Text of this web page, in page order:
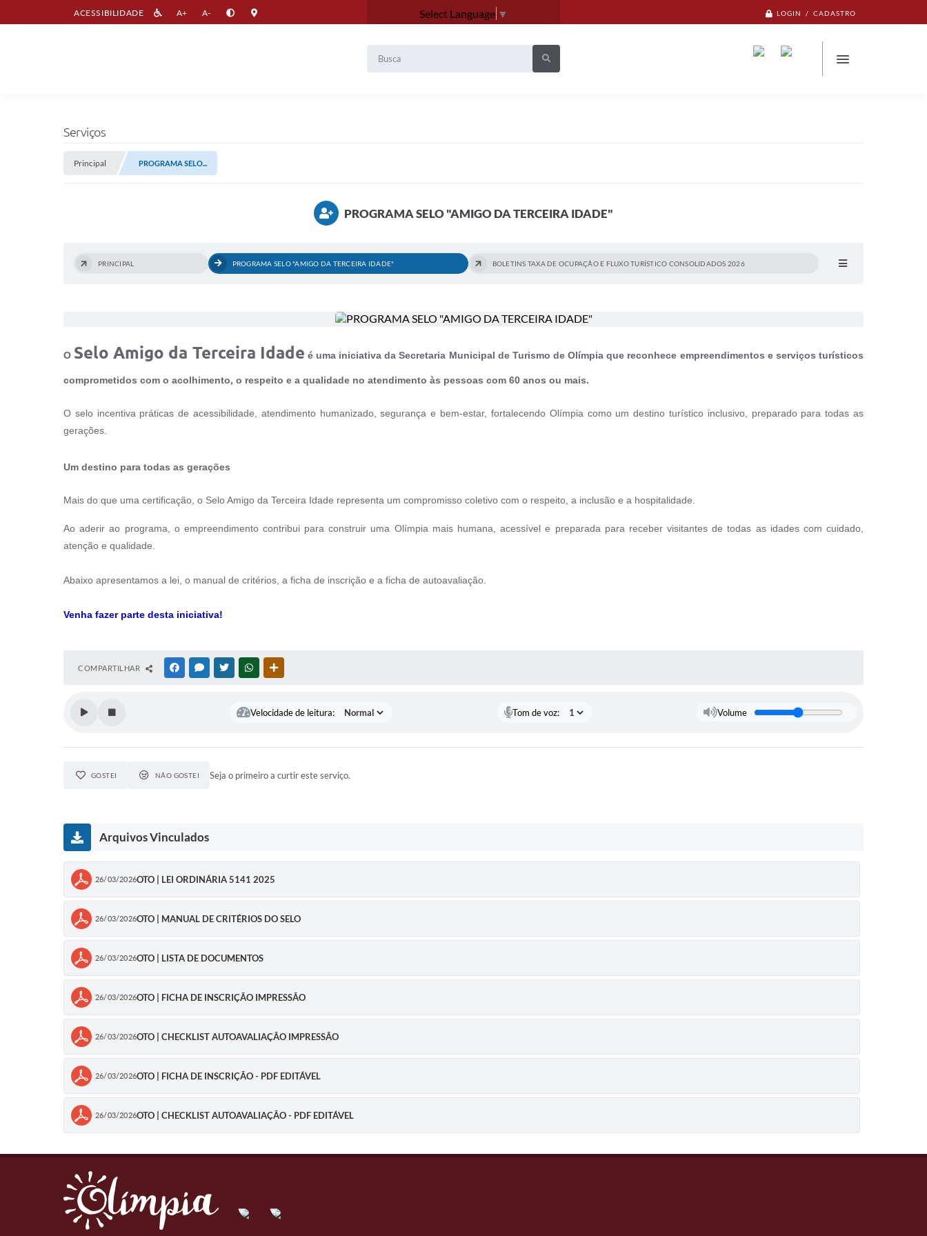
LOGIN / CADASTRO
Select Language ▼
ACESSIBILIDADE A+ A-
Serviços
Principal PROGRAMA SELO...
PROGRAMA SELO "AMIGO DA TERCEIRA IDADE"
PRINCIPAL PROGRAMA SELO "AMIGO DA TERCEIRA IDADE" BOLETINS TAXA DE OCUPAÇÃO E FLUXO TURÍSTICO CONSOLIDADOS 2026
O Selo Amigo da Terceira Idade é uma iniciativa da Secretaria Municipal de Turismo de Olímpia que reconhece empreendimentos e serviços turísticos
comprometidos com o acolhimento, o respeito e a qualidade no atendimento às pessoas com 60 anos ou mais.
O selo incentiva práticas de acessibilidade, atendimento humanizado, segurança e bem-estar, fortalecendo Olímpia como um destino turístico inclusivo, preparado para todas as
gerações.
Um destino para todas as gerações
Mais do que uma certificação, o Selo Amigo da Terceira Idade representa um compromisso coletivo com o respeito, a inclusão e a hospitalidade.
Ao aderir ao programa, o empreendimento contribui para construir uma Olímpia mais humana, acessível e preparada para receber visitantes de todas as idades com cuidado,
atenção e qualidade.
Abaixo apresentamos a lei, o manual de critérios, a ficha de inscrição e a ficha de autoavaliação.
Venha fazer parte desta iniciativa!
COMPARTILHAR FACEBOOKMESSENGER
TWITTERWHATSAPP
Velocidade de leitura: Tom de voz: Volume
GOSTEI NÃO GOSTEI Seja o primeiro a curtir este serviço.
Arquivos Vinculados
26/03/2026OTO | LEI ORDINÁRIA 5141 2025
26/03/2026OTO | MANUAL DE CRITÉRIOS DO SELO
26/03/2026OTO | LISTA DE DOCUMENTOS
26/03/2026OTO | FICHA DE INSCRIÇÃO IMPRESSÃO
26/03/2026OTO | CHECKLIST AUTOAVALIAÇÃO IMPRESSÃO
26/03/2026OTO | FICHA DE INSCRIÇÃO - PDF EDITÁVEL
26/03/2026OTO | CHECKLIST AUTOAVALIAÇÃO - PDF EDITÁVEL